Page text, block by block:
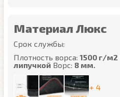
Материал Люкс
Срок службы:
Плотность ворса: 1500 г/м2
липучкой Ворс: 8 мм.
+ 4